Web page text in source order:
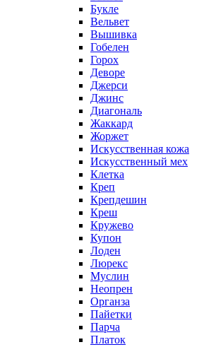
Букле
Вельвет
Вышивка
Гобелен
Горох
Деворе
Джерси
Джинс
Диагональ
Жаккард
Жоржет
Искусственная кожа
Искусственный мех
Клетка
Креп
Крепдешин
Креш
Кружево
Купон
Лоден
Люрекс
Муслин
Неопрен
Органза
Пайетки
Парча
Платок